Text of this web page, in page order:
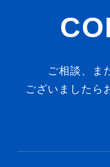
ご相談、ま
ございましたら